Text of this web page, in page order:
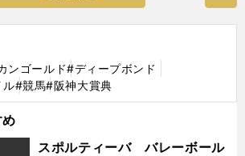
ンゴールド#ディープボンド
ル#競馬#阪神大賞典
スポルティーバ バレーボール